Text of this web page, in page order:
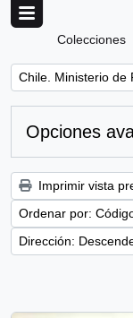
Colecciones
Remove filter:
Chile. Ministerio de
Opciones
Imprimir vista
Ordenar por:
Dirección: